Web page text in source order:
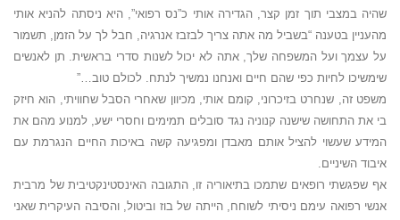
שהיה במצבי תוך זמן קצר, הגדירה אותי כ”נס רפואי”, היא ניסתה להניא אותי
מהעניין בטענה “בשביל מה אתה צריך לבזבז אנרגיה, חבל לך על הזמן, תשמור
על עצמך ועל המשפחה שלך, אתה לא יכול לשנות סדרי בראשית. תן לאנשים
שימשיכו לחיות כפי שהם חיים ואנחנו נמשיך לנתח. לכולם טוב…”
משפט זה, שנחרט בזיכרוני, קומם אותי, מכיוון שאחרי הסבל שחוויתי, הוא חיזק
בי את התחושה שישנה קנוניה נגד סובלים תמימים וחסרי ישע, למנוע מהם את
המידע שעשוי להציל אותם מאבדן ומפגיעה קשה באיכות החיים הנגרמת עם
איבוד השיניים.
אף שפגשתי רופאים שתמכו בתיאוריה זו, התגובה האינסטינקטיבית של מרבית
אנשי רפואה עימם ניסיתי לשוחח, הייתה של בוז וביטול, והסיבה העיקרית שאני